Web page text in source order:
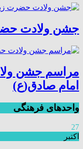
جشن ولادت
مراسم جشن
امام صادق(ع)
واحدهای فرهنگی
27
اکتبر